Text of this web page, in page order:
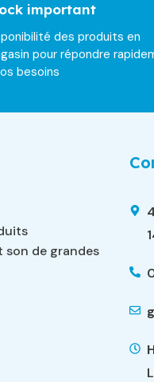
important
des produits en
pour répondre
besoins
son de grandes